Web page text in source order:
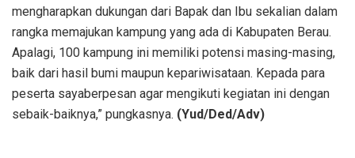
mengharapkan dukungan dari Bapak dan Ibu sekalian dalam
rangka memajukan kampung yang ada di Kabupaten Berau.
Apalagi, 100 kampung ini memiliki potensi masing-masing,
baik dari hasil bumi maupun kepariwisataan. Kepada para
peserta sayaberpesan agar mengikuti kegiatan ini dengan
sebaik-baiknya,” pungkasnya. (Yud/Ded/Adv)